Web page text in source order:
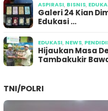
ASPIRASI, BISNIS,
Galeri 24 Kian
Edukasi …
EDUKASI, NEWS,
Hijaukan Masa
Tambakukir
TNI/POLRI